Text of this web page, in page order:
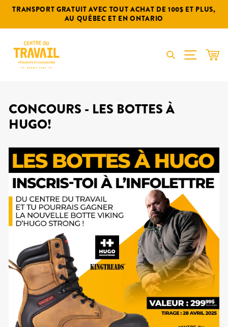
Passer
contenu
TRANSPORT GRATUIT AVEC TOUT ACHAT DE 100$ ET PLUS,
AU QUÉBEC ET EN ONTARIO
CONCOURS - LES BOTTES À
HUGO!